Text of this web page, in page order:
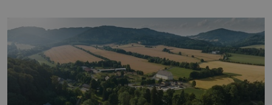
Je to opravdu tak, s věkem jako kdyby se paměť
rozhodla stávkovat. Cvičte